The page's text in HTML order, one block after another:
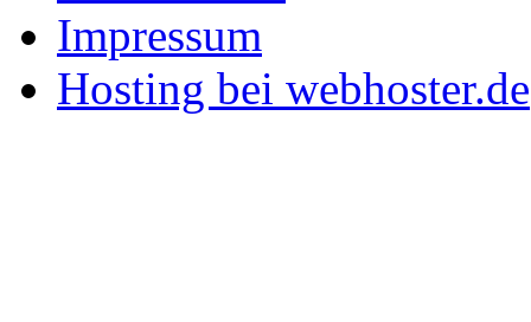
Impressum
Hosting bei webhoster.de